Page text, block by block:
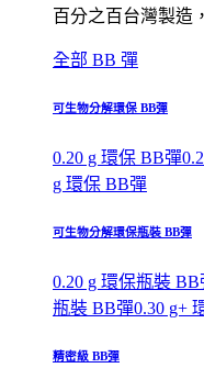
百分之百台灣製造
全部 BB 彈
可生物分解環保 BB彈
0.20 g 環保 BB彈
g 環保 BB彈
可生物分解環保瓶裝 BB彈
0.20 g 環保瓶裝 BB
瓶裝 BB彈0.30 g+
精密級 BB彈